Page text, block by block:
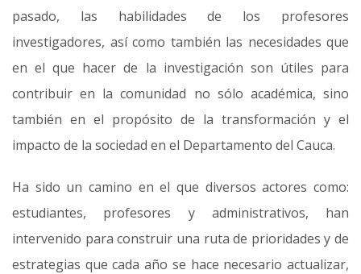
pasado, las habilidades de los profesores
investigadores, así como también las necesidades que
en el que hacer de la investigación son útiles para
contribuir en la comunidad no sólo académica, sino
también en el propósito de la transformación y el
impacto de la sociedad en el Departamento del Cauca.
Ha sido un camino en el que diversos actores como:
estudiantes, profesores y administrativos, han
intervenido para construir una ruta de prioridades y de
estrategias que cada año se hace necesario actualizar,